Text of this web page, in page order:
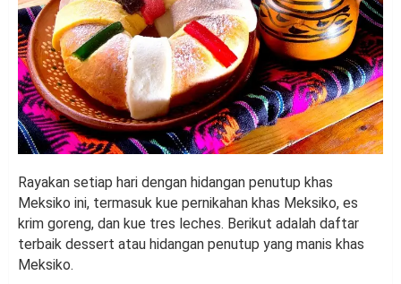
Rayakan setiap hari dengan hidangan penutup khas
Meksiko ini, termasuk kue pernikahan khas Meksiko, es
krim goreng, dan kue tres leches. Berikut adalah daftar
terbaik dessert atau hidangan penutup yang manis khas
Meksiko.